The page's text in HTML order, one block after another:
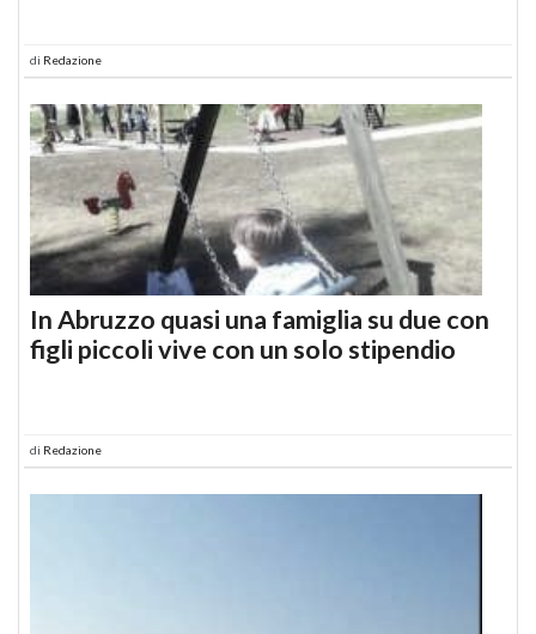
di Redazione
In Abruzzo quasi una famiglia su due con
figli piccoli vive con un solo stipendio
di Redazione